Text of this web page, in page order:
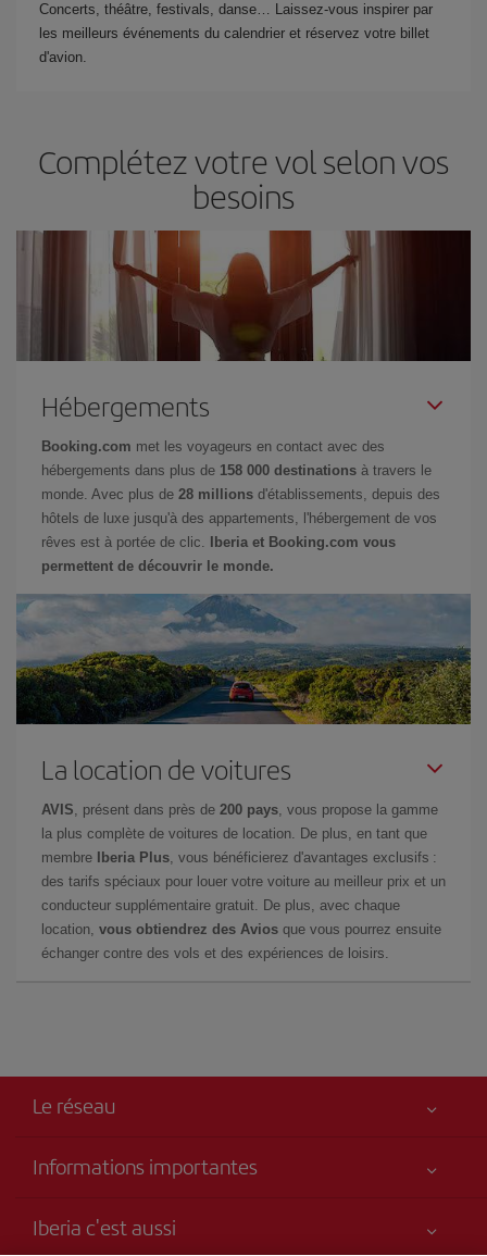
Concerts, théâtre, festivals, danse… Laissez-vous inspirer par
les meilleurs événements du calendrier et réservez votre billet
d'avion.
Complétez votre vol selon vos
besoins
Hébergements
Booking.com met les voyageurs en contact avec des
hébergements dans plus de 158 000 destinations à travers le
monde. Avec plus de 28 millions d'établissements, depuis des
hôtels de luxe jusqu'à des appartements, l'hébergement de vos
rêves est à portée de clic.
Iberia et Booking.com vous
permettent de découvrir le monde.
La location de voitures
AVIS, présent dans près de 200 pays, vous propose la gamme
la plus complète de voitures de location. De plus, en tant que
membre
Iberia Plus, vous bénéficierez d'avantages exclusifs :
des tarifs spéciaux pour louer votre voiture au meilleur prix et un
conducteur supplémentaire gratuit. De plus, avec chaque
location, vous obtiendrez des Avios que vous pourrez ensuite
échanger contre des vols et des expériences de loisirs.
Le réseau
Informations importantes
Accessibilité
Iberia c'est aussi